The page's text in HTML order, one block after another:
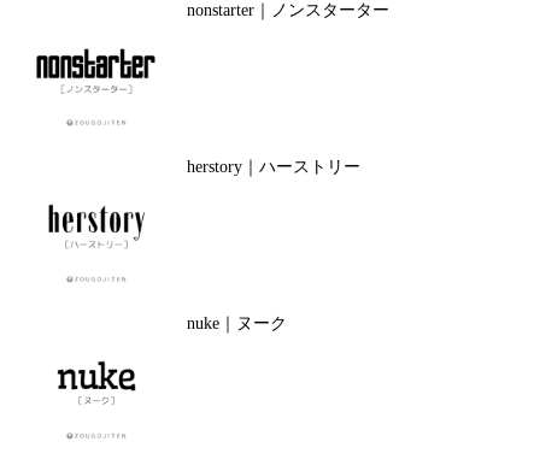
nonstarter｜ノンスターター
herstory｜ハーストリー
nuke｜ヌーク